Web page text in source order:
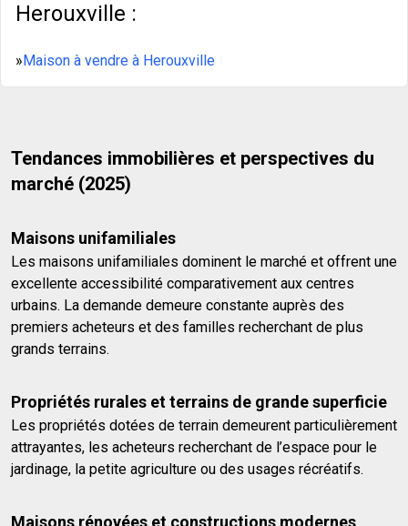
Herouxville :
» Maison à vendre à Herouxville
Tendances immobilières et perspectives du
marché (2025)
Maisons unifamiliales
Les maisons unifamiliales dominent le marché et offrent une
excellente accessibilité comparativement aux centres
urbains. La demande demeure constante auprès des
premiers acheteurs et des familles recherchant de plus
grands terrains.
Propriétés rurales et terrains de grande superficie
Les propriétés dotées de terrain demeurent particulièrement
attrayantes, les acheteurs recherchant de l’espace pour le
jardinage, la petite agriculture ou des usages récréatifs.